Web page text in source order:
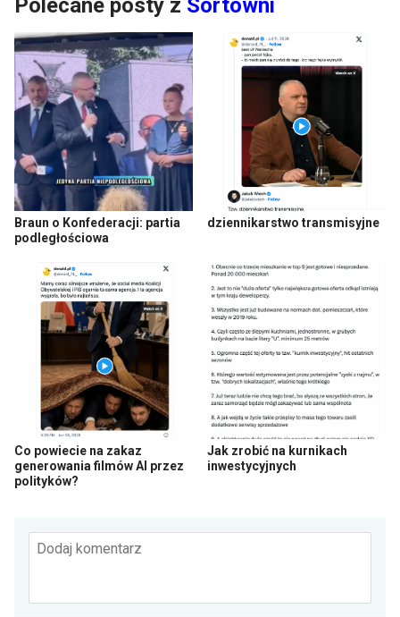
Polecane posty z Sortowni
Braun o Konfederacji: partia
podległościowa
dziennikarstwo transmisyjne
Co powiecie na zakaz
generowania filmów AI przez
polityków?
Jak zrobić na kurnikach
inwestycyjnych
Dodaj komentarz